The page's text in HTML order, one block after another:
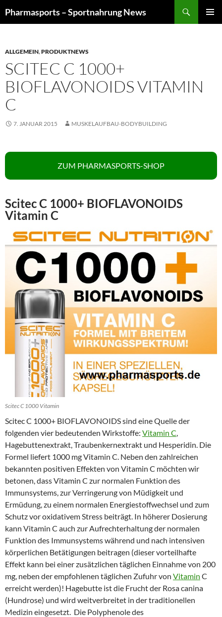
Inhalt
Pharmasports – Sportnahrung News
ALLGEMEIN,PRODUKTNEWS
SCITEC C 1000+
BIOFLAVONOIDS VITAMIN
C
7. JANUAR 2015 MUSKELAUFBAU-BODYBUILDING
ZUM PHARMASPORTS-SHOP
Scitec C 1000+ BIOFLAVONOIDS
Vitamin C
Scitec C 1000 Vitamin
Scitec C 1000+ BIOFLAVONOIDS sind eine Quelle der
folgenden vier bedeutenden Wirkstoffe: Vitamin C,
Hagebuttenextrakt, Traubenkernextrakt und Hesperidin. Die
Formel liefert 1000 mg Vitamin C. Neben den zahlreichen
bekannten positiven Effekten von Vitamin C möchten wir
betonen, dass Vitamin C zur normalen Funktion des
Immunsystems, zur Verringerung von Müdigkeit und
Ermüdung, zu einem normalen Energiestoffwechsel und zum
Schutz vor oxidativem Stress beiträgt. In höherer Dosierung
kann Vitamin C auch zur Aufrechterhaltung der normalen
Funktion des Immunsystems während und nach intensiven
körperlichen Betätigungen beitragen (dieser vorteilhafte
Effekt kann bei einer zusätzlichen täglichen Einnahme von 200
mg, neben der empfohlenen täglichen Zufuhr von Vitamin C
erreicht werden)! Hagebutte ist die Frucht der Rosa canina
(Hundrose) und wird weitverbreitet in der traditionellen
Medizin eingesetzt. Die Polyphenole des